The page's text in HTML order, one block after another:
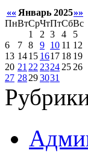
«« Январь 2025»»
ПнВтСрЧтПтСбВс
1
2 3 4
5
6
7 8 9 10 11 12
13 1415 1617 18 19
20 21 22 2324 25 26
27 28293031